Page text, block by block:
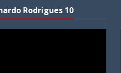
Rodrigues 10